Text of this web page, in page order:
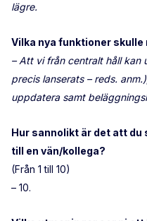
lägre.
Vilka nya funktioner skulle
– Att vi från centralt håll kan
precis lanserats – reds.
uppdatera samt
Hur sannolikt är det att du
till en vän/kollega?
(Från 1 till 10)
– 10.